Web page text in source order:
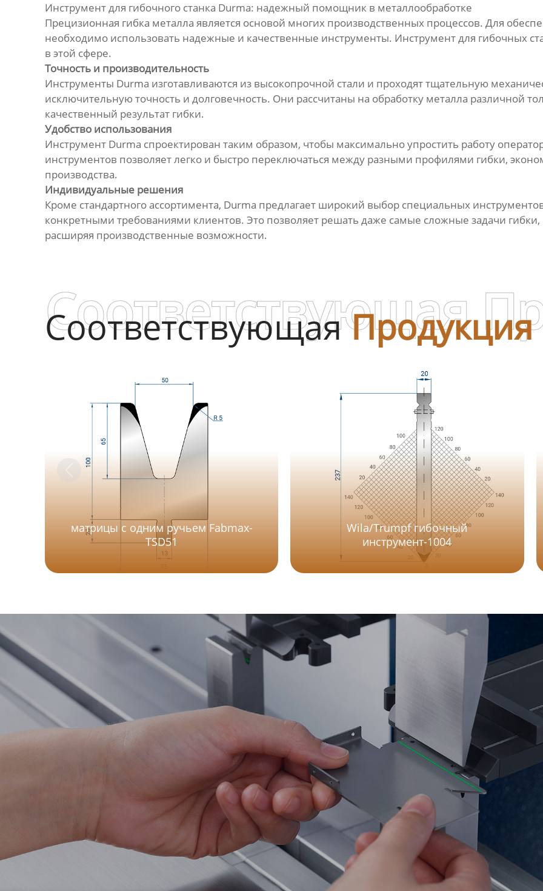
Инструмент для гибочного станка Durma: надежный помощник в металлообработке
Прецизионная гибка металла является основой многих производственных процессов. Для
необходимо использовать надежные и качественные инструменты. Инструмент для гибочных
в этой сфере.
Точность и производительность
Инструменты Durma изготавливаются из высокопрочной стали и проходят тщательную
исключительную точность и долговечность. Они рассчитаны на обработку металла различной
качественный результат гибки.
Удобство использования
Инструмент Durma спроектирован таким образом, чтобы максимально упростить работу
инструментов позволяет легко и быстро переключаться между разными профилями гибки,
производства.
Индивидуальные решения
Кроме стандартного ассортимента, Durma предлагает широкий выбор специальных
конкретными требованиями клиентов. Это позволяет решать даже самые сложные задачи
расширяя производственные возможности.
СоответствующаяПродукция
Соответствующая
матрицы с одним ручьем Fabmax-
TSD51
Wila/Trumpf гибочный
инструмент-1004